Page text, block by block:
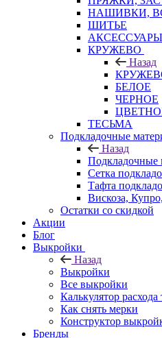
НАШИВКИ,
ШИТЬЕ
АКСЕССУАРЫ
КРУЖЕВО
Назад
БЕЛОЕ
ЧЕРНОЕ
ТЕСЬМА
Подкладочные
Назад
Подкладочные
Сетка
Тафта
Вискоза,
Остатки со скидкой
Акции
Блог
Выкройки
Назад
Выкройки
Все выкройки
Калькулятор расхода
Как снять мерки
Конструктор
Бренды